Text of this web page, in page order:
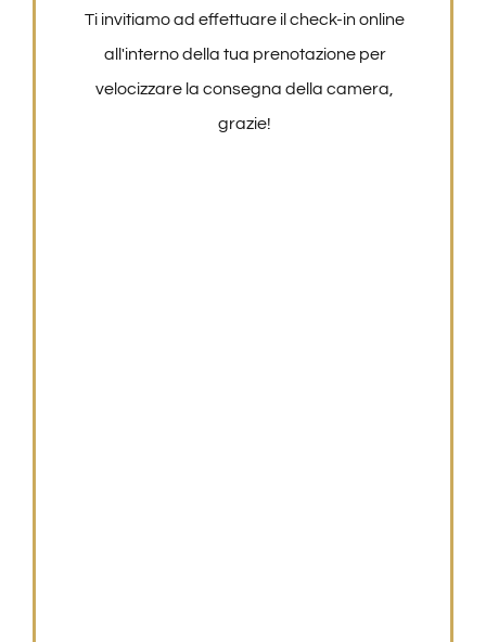
Ti invitiamo ad effettuare il check-in online
all'interno della tua prenotazione per
velocizzare la consegna della camera,
grazie!